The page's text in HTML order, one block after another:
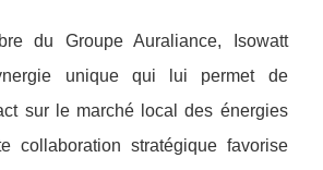
du Groupe Auraliance, Isowatt
unique qui lui permet de
sur le marché local des énergies
collaboration stratégique favorise